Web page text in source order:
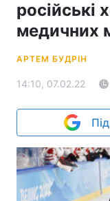
російські
медичних
АРТЕМ БУДРІН
14:10, 07.02.22